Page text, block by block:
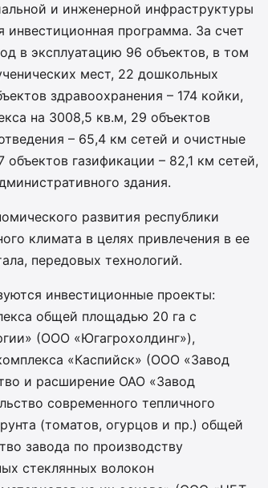
и инженерной инфраструктуры
инвестиционная программа. За счет
в эксплуатацию 96 объектов, в том
мест, 22 дошкольных
здравоохранения – 174 койки,
на 3008,5 кв.м, 29 объектов
– 65,4 км сетей и очистные
газификации – 82,1 км сетей,
здания.
развития республики
климата в целях привлечения в ее
передовых технологий.
инвестиционные проекты:
общей площадью 20 га с
(ООО «Югагрохолдинг»),
«Каспийск» (ООО «Завод
и расширение ОАО «Завод
современного тепличного
(томатов, огурцов и пр.) общей
завода по производству
стеклянных волокон